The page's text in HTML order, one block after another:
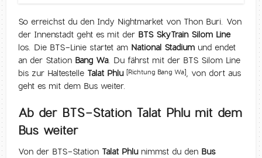
So erreichst du den Indy Nightmarket von Thon Buri. Von
der Innenstadt geht es mit der BTS SkyTrain Silom Line
los. Die BTS-Linie startet am National Stadium und endet
an der Station Bang Wa. Du fährst mit der BTS Silom Line
bis zur Haltestelle Talat Phlu [Richtung Bang Wa] , von dort aus
geht es mit dem Bus weiter.
Ab der BTS-Station Talat Phlu mit dem
Bus weiter
Von der BTS-Station Talat Phlunimmst du den Bus